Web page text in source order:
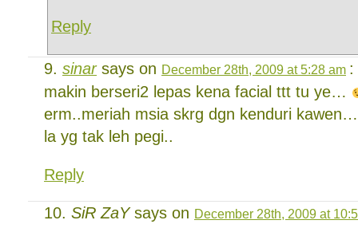
Reply
sinarsays on December 28th, 2009 at 5:28 am :
makin berseri2 lepas kena facial ttt tu ye…
erm..meriah msia skrg dgn kenduri
la yg tak leh pegi..
Reply
SiR ZaYsays on December 28th, 2009 at